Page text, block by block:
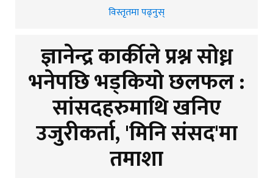
विस्तृतमा पढ्नुस्
ज्ञानेन्द्र कार्कीले प्रश्न सोध्न
भनेपछि भड्कियो छलफल :
सांसदहरुमाथि खनिए
उजुरीकर्ता, 'मिनि संसद'मा
तमाशा